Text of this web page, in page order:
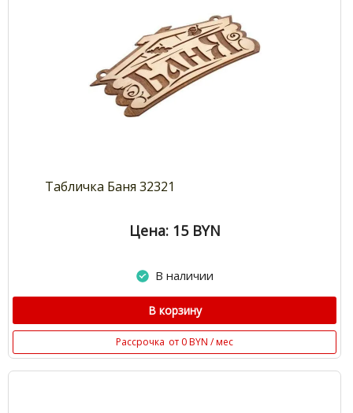
Табличка Баня 32321
Цена: 15 BYN
В наличии
В корзину
Рассрочка от 0 BYN / мес